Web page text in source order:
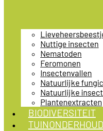
Nuttige insecten
Nematoden
Feromonen
Insectenvallen
Natuurlijke
Natuurlijke
Plantenextracten
BIODIVERSITEIT
TUINONDERHOUD